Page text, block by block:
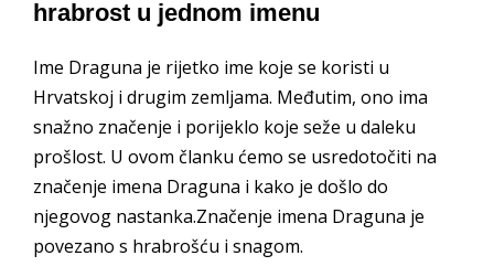
hrabrost u jednom imenu
Ime Draguna je rijetko ime koje se koristi u
Hrvatskoj i drugim zemljama. Međutim, ono ima
snažno značenje i porijeklo koje seže u daleku
prošlost. U ovom članku ćemo se usredotočiti na
značenje imena Draguna i kako je došlo do
njegovog nastanka.Značenje imena Draguna je
povezano s hrabrošću i snagom.